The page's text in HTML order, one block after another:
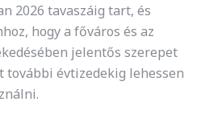
2026 tavaszáig tart, és
hogy a főváros és az
jelentős szerepet
évtizedekig lehessen